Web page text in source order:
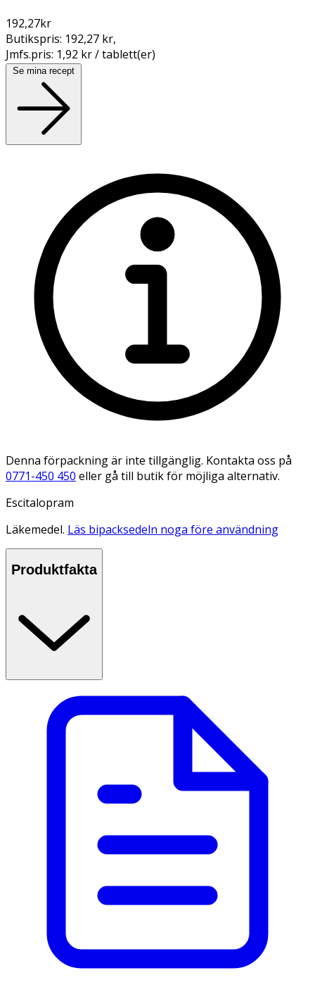
192,27kr
Butikspris: 192,27 kr,
Jmfs.pris: 1,92 kr / tablett(er)
Se mina recept
Denna förpackning är inte tillgänglig. Kontakta oss på
0771-450 450 eller gå till butik för möjliga alternativ.
Escitalopram
Läkemedel. Läs bipacksedeln noga före användning
Produktfakta